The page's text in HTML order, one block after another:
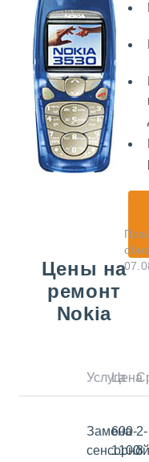
Цены на
ремонт
Nokia
УслугаЦена
Замена
сенсорной
600-
1100
2-
3